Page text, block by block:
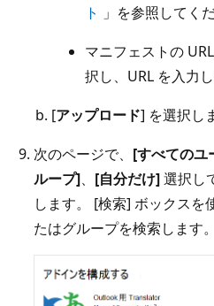
ト 」を参照してくだ
マニフェストの
択し、URL を入力し
[アップロード] を選択し
次のページで、 [すべてのユ
ループ]、 [自分だけ]選択し
します。 [検索] ボックスを
たはグループを検索します。